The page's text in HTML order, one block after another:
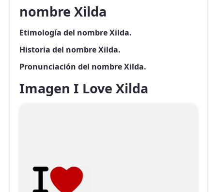
nombre Xilda
Etimología del nombre Xilda.
Historia del nombre Xilda.
Pronunciación del nombre Xilda.
Imagen I Love Xilda